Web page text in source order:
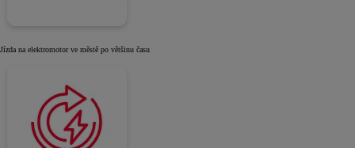
Jízda na elektromotor ve městě po většinu času